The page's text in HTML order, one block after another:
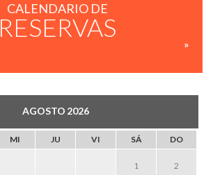
CALENDARIO DE
RESERVAS
»
AGOSTO 2026
MI JU VI SÁ DO
1 2